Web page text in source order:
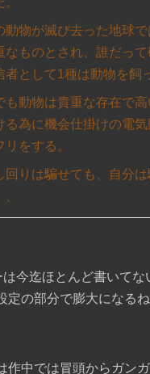
動物が滅び去った地球
なものとされ、誰だっ
者として1種は動物を飼
も動物は貴重な存在で高
る為に機会仕掛けの電
リをする。
回りは騙せても、自分
今迄ほとんど書いてな
定の部分で膨大になるね
作中では冒頭からガン